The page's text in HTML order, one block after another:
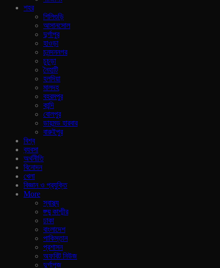
শহর
শিলিগুড়ি
আসানসোল
দুর্গাপুর
হাওড়া
চনন্দননগর
চুচুড়া
নৈহাটি
হলদিয়া
মালদহ
বহরমপুর
কান্দি
বোলপুর
ডায়মন্ড হারবার
বারুইপুর
বিশ্ব
ব‍্যবসা
অর্থনীতি
বিনোদন
খেলা
বিজ্ঞান ও প্রযুক্তি
More
স্বাস্থ্য
জ্ম্মু কাশ্মীর
ঢাকা
বাংলাদেশ
পাকিস্তান
প্রশাসন
অফবিট নিউজ
দুর্গাপূজ